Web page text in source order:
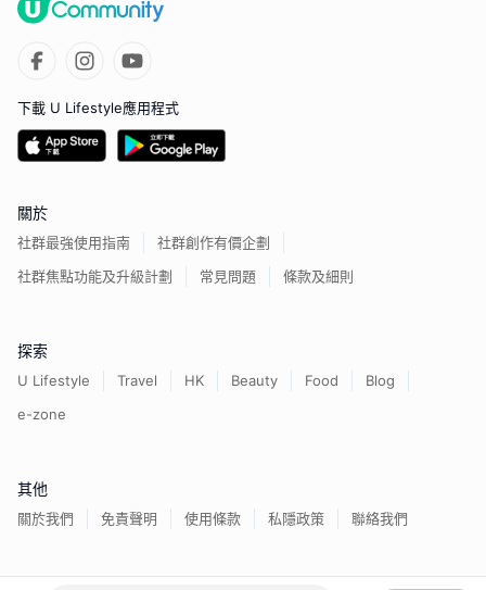
下載 U Lifestyle應用程式
關於
社群最強使用指南
社群創作有價企劃
社群焦點功能及升級計劃
常見問題 條款及細則
探索
U Lifestyle Travel HK Beauty Food
Blog
e-zone
其他
關於我們 免責聲明 使用條款 私隱政策 聯絡我們